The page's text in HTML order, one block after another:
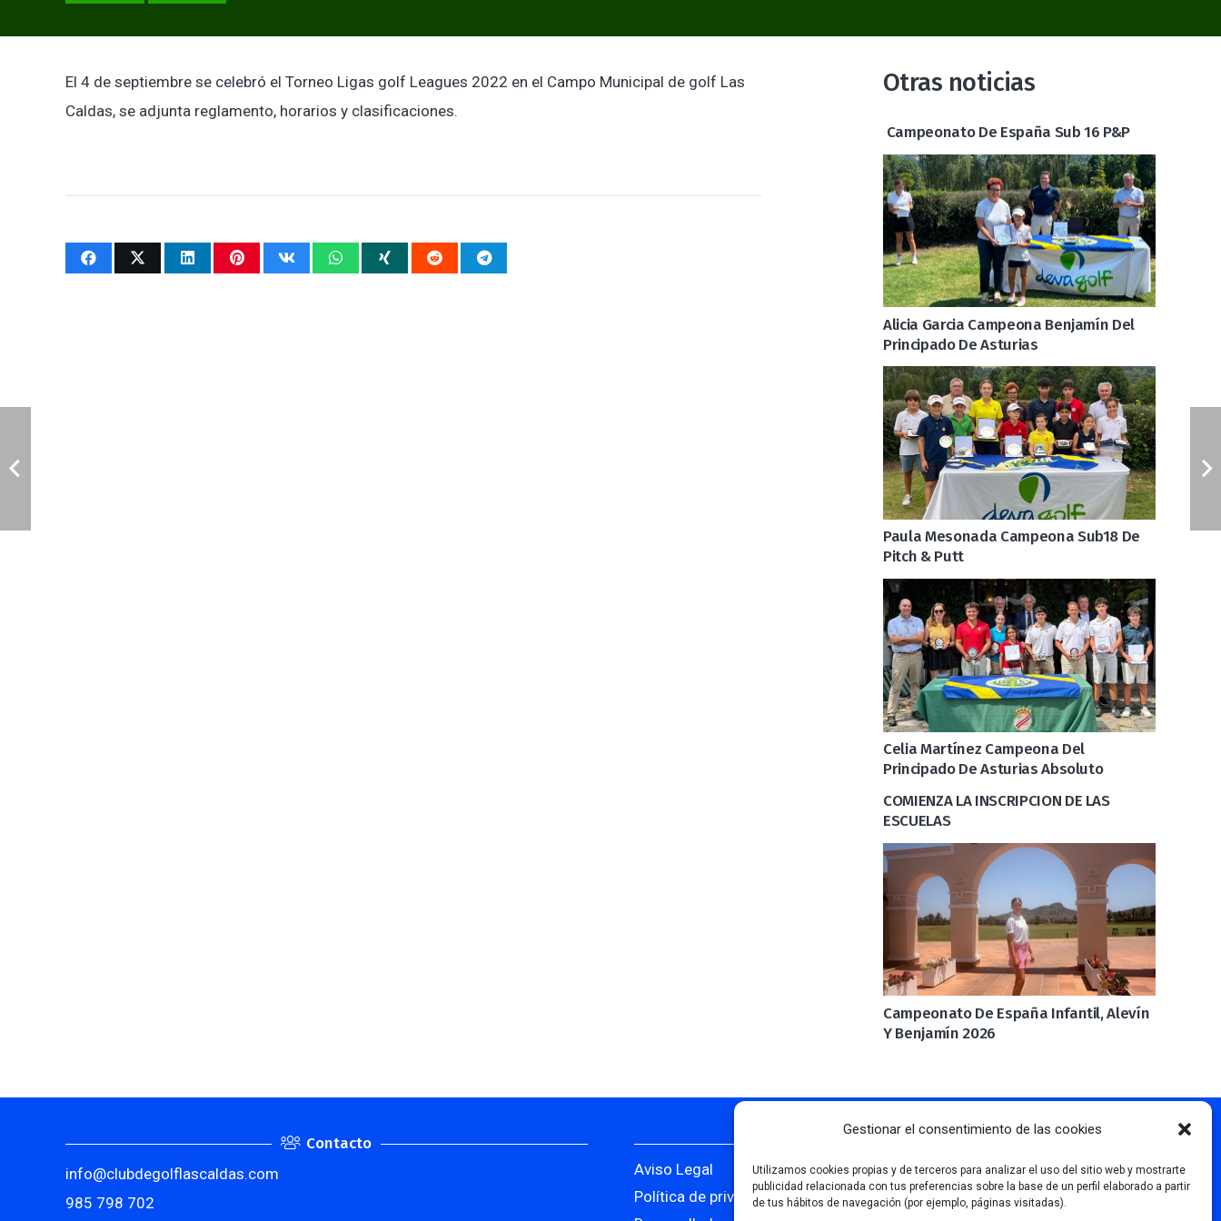
Gestionar el consentimiento de las cookies
Utilizamos cookies propias y de terceros para analizar el uso del sitio web y mostrarte
publicidad relacionada con tus preferencias sobre la base de un perfil elaborado a partir
de tus hábitos de navegación (por ejemplo, páginas visitadas).
El 4 de septiembre se celebró el Torneo Ligas golf Leagues 2022 en el Campo Municipal de golf Las
Caldas, se adjunta reglamento, horarios y clasificaciones.
Otras noticias
Campeonato De España Sub 16 P&P
Alicia Garcia Campeona Benjamín Del
Principado De Asturias
Paula Mesonada Campeona Sub18 De
Pitch & Putt
Celia Martínez Campeona Del
Principado De Asturias Absoluto
COMIENZA LA INSCRIPCION DE LAS
ESCUELAS
Campeonato De España Infantil, Alevín
Y Benjamín 2026
Contacto
info@clubdegolflascaldas.com
985 798 702
Aviso Legal
Política de privacidad